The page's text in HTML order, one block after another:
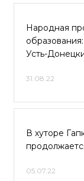
Народная
Усть-
31.08.22
В хуторе
05.07.22